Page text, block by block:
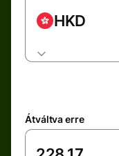
HKD
Átváltva erre